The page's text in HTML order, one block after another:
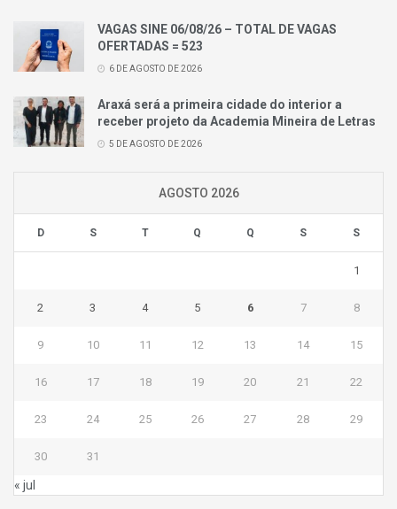
VAGAS SINE 06/08/26 – TOTAL DE VAGAS
OFERTADAS = 523
6 DE AGOSTO DE 2026
Araxá será a primeira cidade do interior a
receber projeto da Academia Mineira de Letras
5 DE AGOSTO DE 2026
AGOSTO 2026
D S T Q Q S S
1
2 3 4 5 6 7 8
9 10 11 12 13 14 15
16 17 18 19 20 21 22
23 24 25 26 27 28 29
30 31
« jul